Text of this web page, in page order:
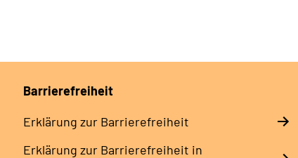
Barrierefreiheit
Erklärung zur Barrierefreiheit
Erklärung zur Barrierefreiheit in